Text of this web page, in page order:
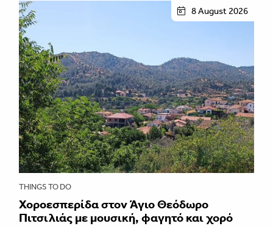
8 August 2026
THINGS TO DO
Χοροεσπερίδα στον Άγιο Θεόδωρο
Πιτσιλιάς με μουσική, φαγητό και χορό